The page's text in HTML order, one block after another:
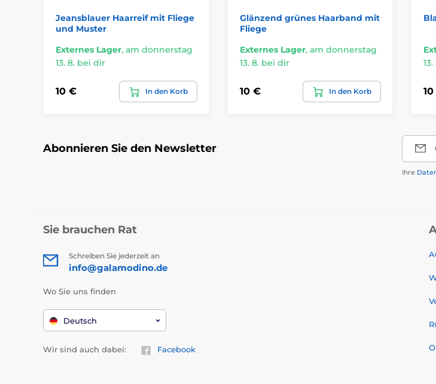
Jeansblauer Haarreif mit Fliege
und Muster
Externes Lager, am donnerstag
13. 8. bei dir
10 € In den Korb
Glänzend grünes Haarband mit
Fliege
Externes Lager, am donnerstag
13. 8. bei dir
10 € In den Korb
Abonnieren Sie den Newsletter
Ihre
Sie brauchen Rat
Schreiben Sie jederzeit an
info@galamodino.de
Wo Sie uns finden
Deutsch
Wir sind auch dabei: Facebook